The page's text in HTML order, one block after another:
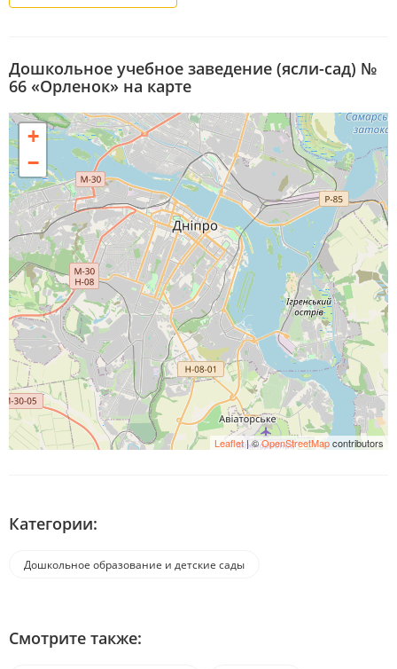
Дошкольное учебное заведение (ясли-сад) №
66 «Орленок» на карте
+
−
Leaflet| ©OpenStreetMapcontributors
Категории:
Дошкольное образование и детские сады
Смотрите также: